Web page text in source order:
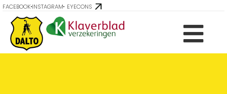
FACEBOOK INSTAGRAM EYECONS